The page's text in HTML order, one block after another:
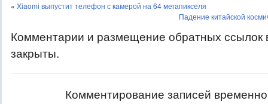
« Xiaomi выпустит телефон с камерой на 64 мегапикселя
Падение китайской
Комментарии и размещение обратных ссылок
закрыты.
Комментирование записей